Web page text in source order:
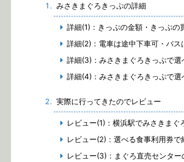
みさきまぐろきっぷの詳細
詳細(1)：きっぷの金額・きっぷの
詳細(2)：電車は途中下車可・バス
詳細(3)：みさきまぐろきっぷで
詳細(4)：みさきまぐろきっぷで
実際に行ってきたのでレビュー
レビュー(1)：横浜駅でみさきま
レビュー(2)：選べる食事利用券
レビュー(3)：まぐろ直売センタ